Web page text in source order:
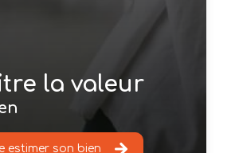
la valeur
estimer son bien